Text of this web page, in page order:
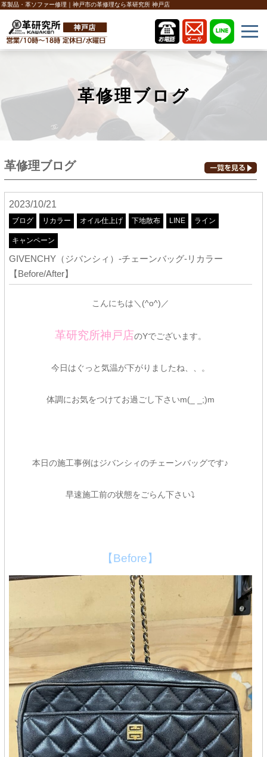
革製品・革ソファー修理｜神戸市の革修理なら革研究所 神戸店
革修理ブログ
革修理ブログ
2023/10/21
ブログ リカラー オイル仕上げ 下地散布 LINE ライン
キャンペーン
GIVENCHY（ジバンシィ）-チェーンバッグ-リカラー
【Before/After】
こんにちは＼(^o^)／
革研究所神戸店のYでございます。
今日はぐっと気温が下がりましたね、、。
体調にお気をつけてお過ごし下さいm(_ _;)m
本日の施工事例はジバンシィのチェーンバッグです♪
早速施工前の状態をごらん下さい⤵
【Before】